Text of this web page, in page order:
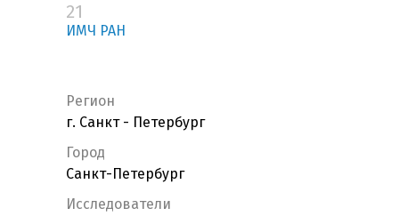
21
ИМЧ РАН
Регион
г. Санкт - Петербург
Город
Санкт-Петербург
Исследователи